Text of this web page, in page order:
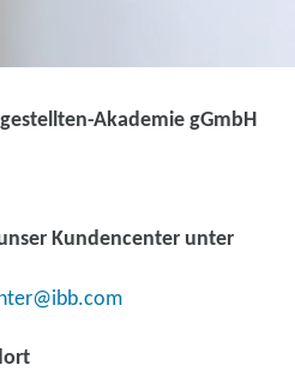
Akademie gGmbH
Kundencenter unter